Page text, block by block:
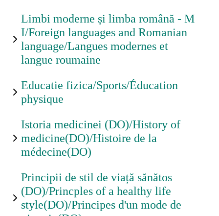
Limbi moderne și limba română - M
I/Foreign languages and Romanian
language/Langues modernes et
langue roumaine
Educatie fizica/Sports/Éducation
physique
Istoria medicinei (DO)/History of
medicine(DO)/Histoire de la
médecine(DO)
Principii de stil de viață sănătos
(DO)/Princples of a healthy life
style(DO)/Principes d'un mode de